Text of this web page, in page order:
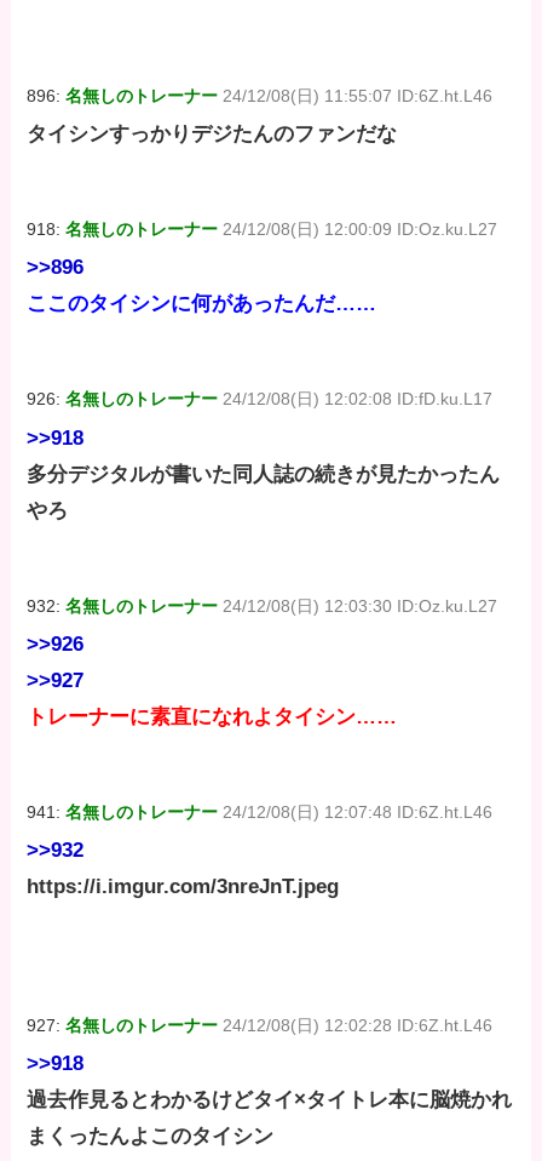
896:名無しのトレーナー 24/12/08(日) 11:55:07 ID:6Z.ht.L46
タイシンすっかりデジたんのファンだな
918:名無しのトレーナー 24/12/08(日) 12:00:09 ID:Oz.ku.L27
>>896
ここのタイシンに何があったんだ……
926:名無しのトレーナー 24/12/08(日) 12:02:08 ID:fD.ku.L17
>>918
多分デジタルが書いた同人誌の続きが見たかったん
やろ
932:名無しのトレーナー 24/12/08(日) 12:03:30 ID:Oz.ku.L27
>>926
>>927
トレーナーに素直になれよタイシン……
941:名無しのトレーナー 24/12/08(日) 12:07:48 ID:6Z.ht.L46
>>932
https://i.imgur.com/3nreJnT.jpeg
927:名無しのトレーナー 24/12/08(日) 12:02:28 ID:6Z.ht.L46
>>918
過去作見るとわかるけどタイ×タイトレ本に脳焼かれ
まくったんよこのタイシン